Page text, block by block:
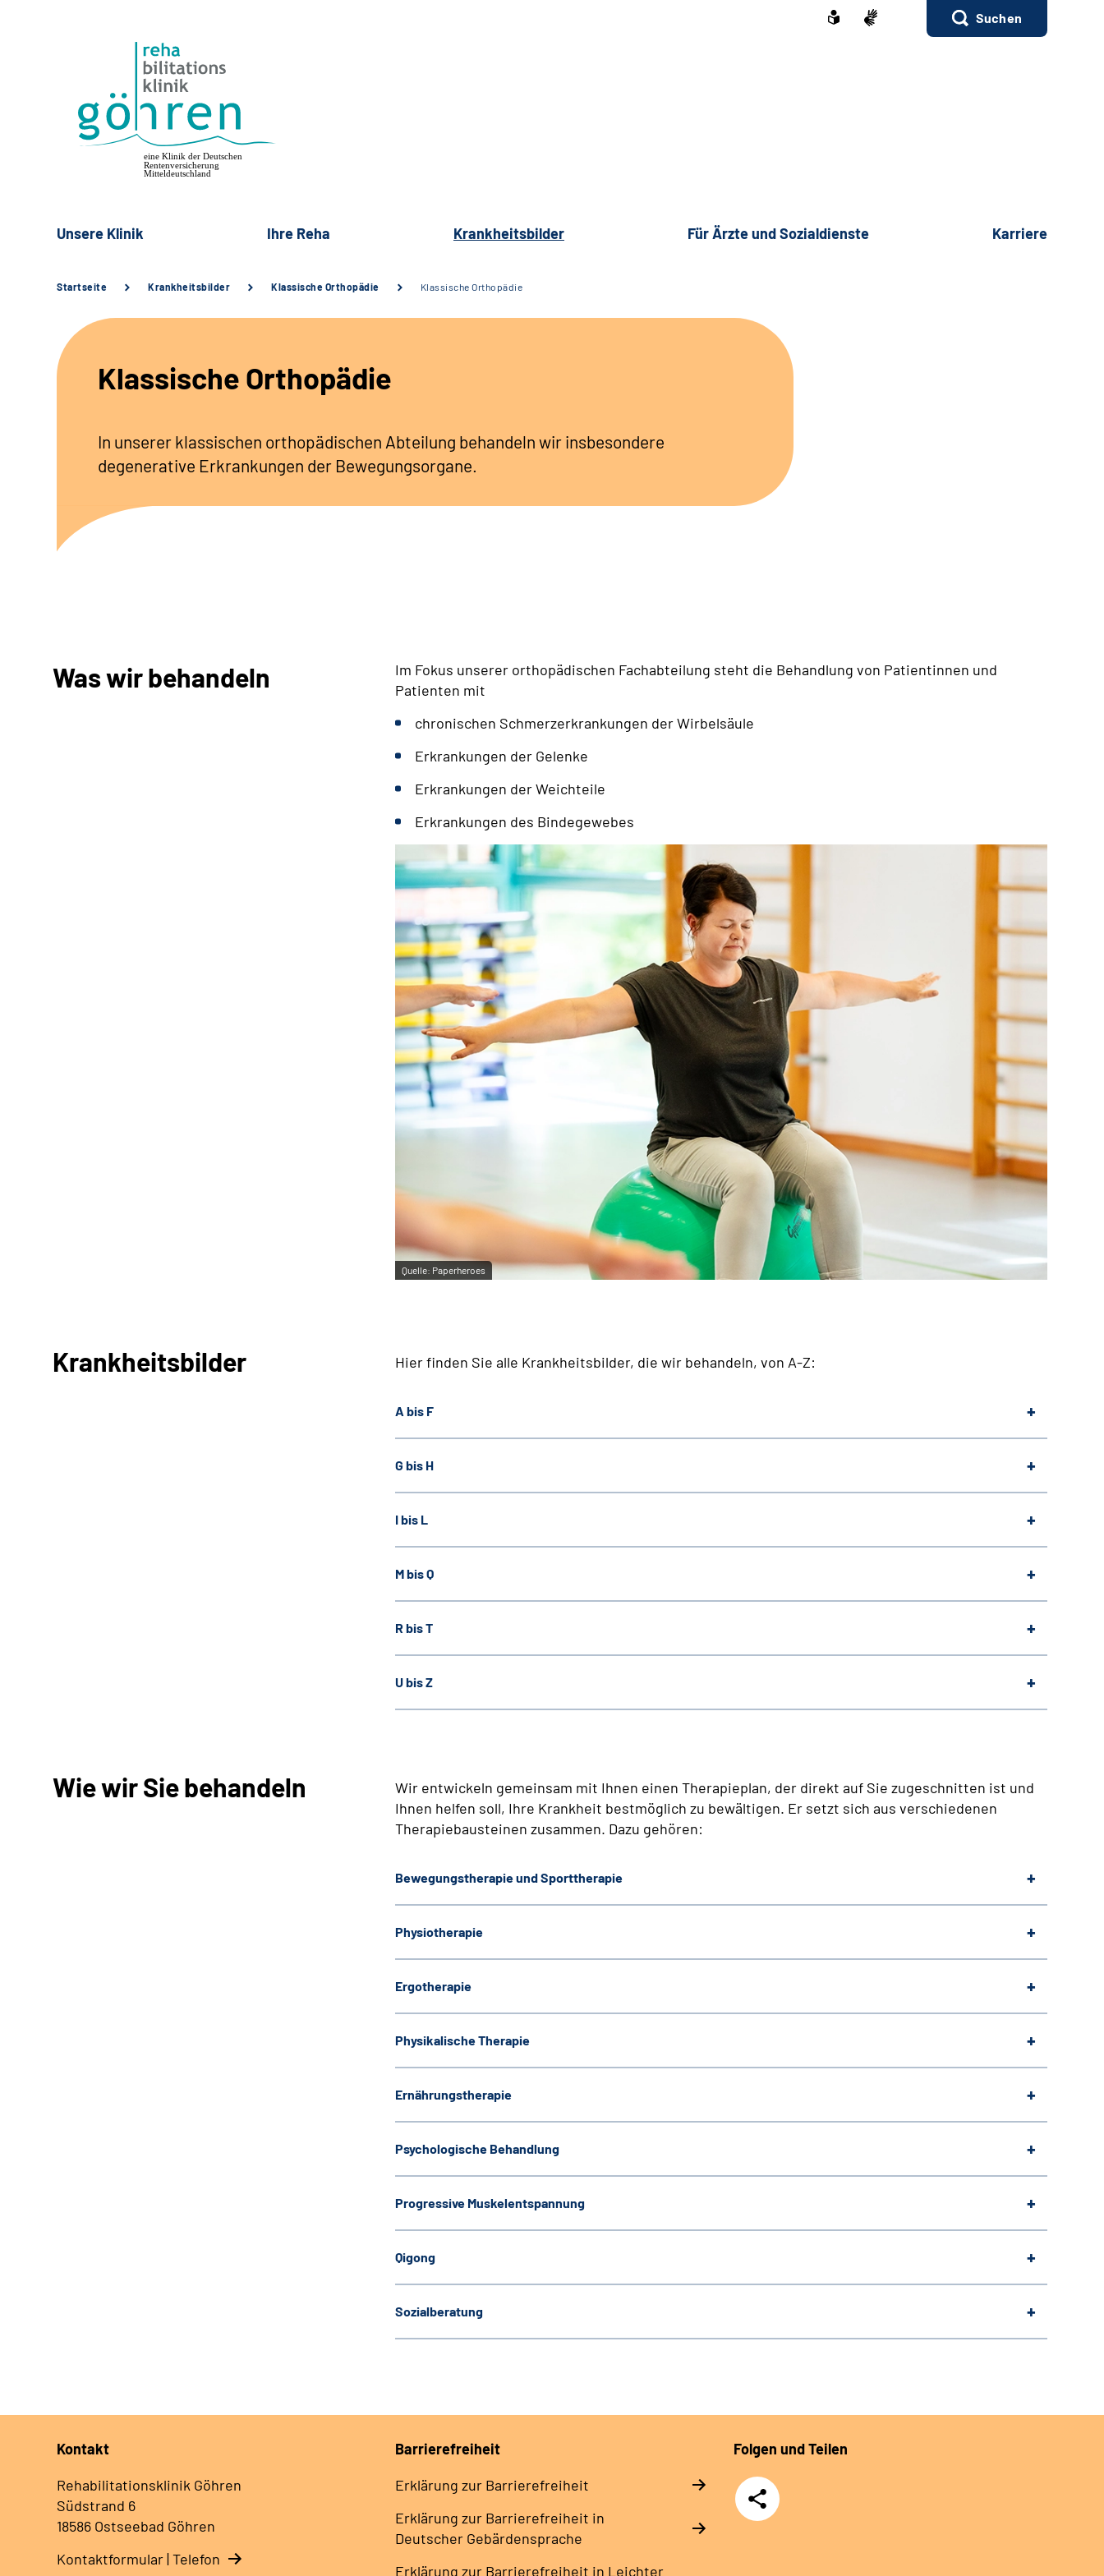
Suchen
Unsere Klinik Ihre Reha Krankheitsbilder Für Ärzte und Sozialdienste Karriere
Startseite Krankheitsbilder Klassische Orthopädie Klassische Orthopädie
Klassische Orthopädie
In unserer klassischen orthopädischen Abteilung behandeln wir insbesondere
degenerative Erkrankungen der Bewegungsorgane.
Was wir behandeln Im Fokus unserer orthopädischen Fachabteilung steht die Behandlung von Patientinnen und
Patienten mit
chronischen Schmerzerkrankungen der Wirbelsäule
Erkrankungen der Gelenke
Erkrankungen der Weichteile
Erkrankungen des Bindegewebes
Quelle: Paperheroes
Krankheitsbilder Hier finden Sie alle Krankheitsbilder, die wir behandeln, von A-Z:
A bis F
G bis H
I bis L
M bis Q
R bis T
U bis Z
Wie wir Sie behandeln
Wir entwickeln gemeinsam mit Ihnen einen Therapieplan, der direkt auf Sie zugeschnitten ist und
Ihnen helfen soll, Ihre Krankheit bestmöglich zu bewältigen. Er setzt sich aus verschiedenen
Therapiebausteinen zusammen. Dazu gehören:
Bewegungstherapie und Sporttherapie
Physiotherapie
Ergotherapie
Physikalische Therapie
Ernährungstherapie
Psychologische Behandlung
Progressive Muskelentspannung
Qigong
Sozialberatung
Kontakt
Rehabilitationsklinik Göhren
Südstrand 6
18586 Ostseebad Göhren
Kontaktformular | Telefon
Barrierefreiheit
Erklärung zur Barrierefreiheit
Erklärung zur Barrierefreiheit in
Deutscher Gebärdensprache
Erklärung zur Barrierefreiheit in Leichter
Folgen und Teilen
Teilen